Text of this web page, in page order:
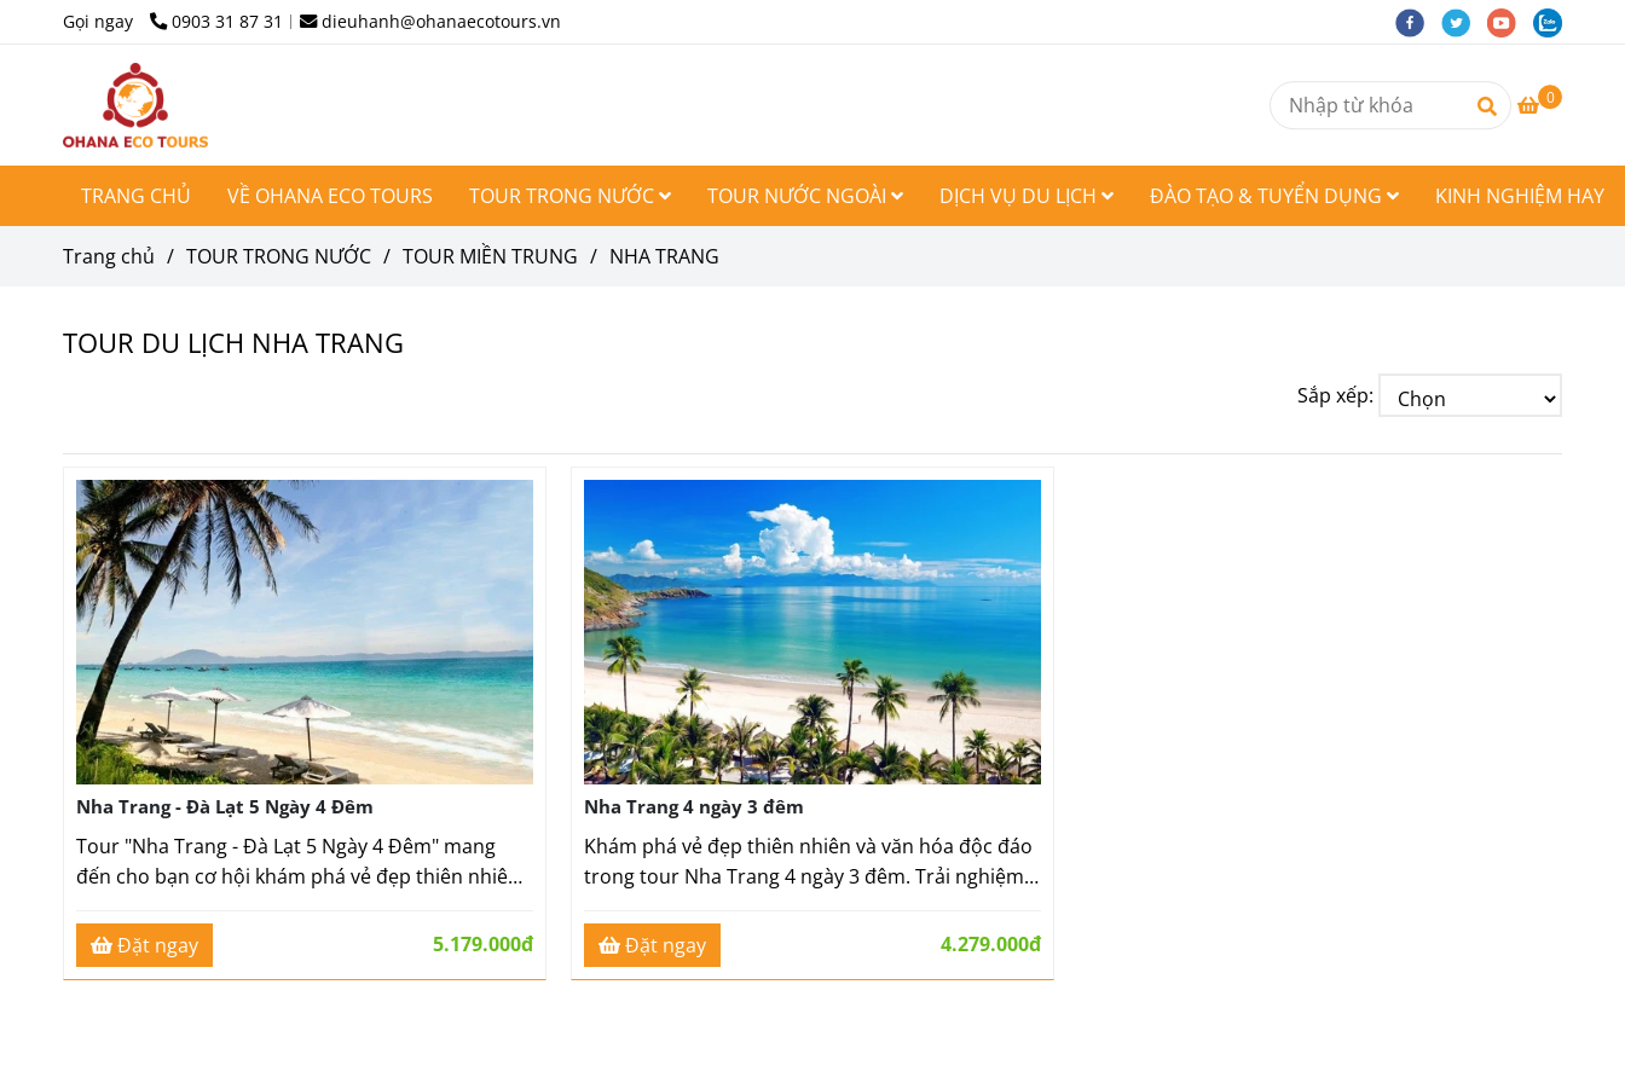
Gọi ngay 0903 31 87 31 dieuhanh@ohanaecotours.vn
0
TRANG CHỦ VỀ OHANA ECO TOURS TOUR TRONG NƯỚC TOUR NƯỚC NGOÀI DỊCH VỤ DU LỊCH ĐÀO TẠO & TUYỂN DỤNG KINH NGHIỆM HAY
Trang chủ / TOUR TRONG NƯỚC / TOUR MIỀN TRUNG / NHA TRANG
TOUR DU LỊCH NHA TRANG
Sắp xếp:
Nha Trang - Đà Lạt 5 Ngày 4 Đêm
Tour "Nha Trang - Đà Lạt 5 Ngày 4 Đêm" mang
đến cho bạn cơ hội khám phá vẻ đẹp thiên nhiên,
của hai thành phố nổi tiếng Việt Nam.
Đặt ngay 5.179.000đ
Nha Trang 4 ngày 3 đêm
Khám phá vẻ đẹp thiên nhiên và văn hóa độc đáo
trong tour Nha Trang 4 ngày 3 đêm. Trải nghiệm
động thú vị.
Đặt ngay 4.279.000đ